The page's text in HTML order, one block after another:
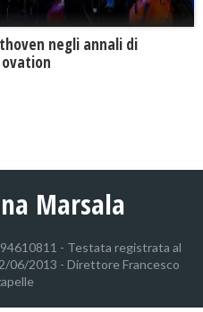
negli annali di
Marsala
- Testata registrata al
06/2013 - Direttore Francesco